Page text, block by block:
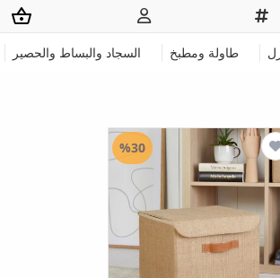
طاولة ومطبخ السجاد والبساط والحصير
%30